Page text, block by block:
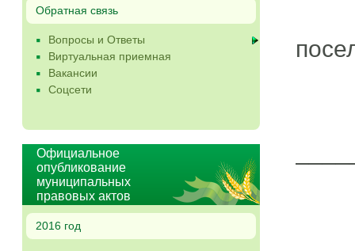
Обратная связь
Вопросы и Ответы
Виртуальная приемная
Вакансии
Соцсети
Официальное
опубликование
муниципальных
правовых актов
2016 год